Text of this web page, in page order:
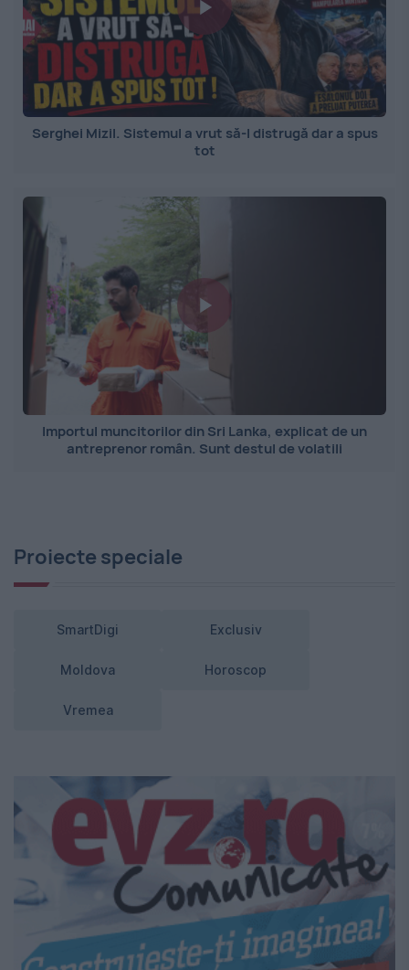
Serghei Mizil. Sistemul a vrut să-l distrugă dar a spus
tot
Importul muncitorilor din Sri Lanka, explicat de un
antreprenor român. Sunt destul de volatili
Proiecte speciale
SmartDigi Exclusiv
Moldova Horoscop
Vremea